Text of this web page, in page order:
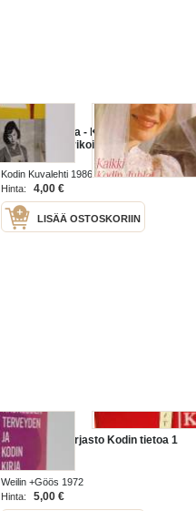
Kodin juhlakirja - Kodin
Kuvalehden erikoisliite 1986
Kodin Kuvalehti 1986
Hinta:
4,00 €
LISÄÄ OSTOSKORIIN
Kodin keittiökirjasto Kodin tietoa 1
"Tee se itse"
Weilin +Göös 1972
Hinta:
5,00 €